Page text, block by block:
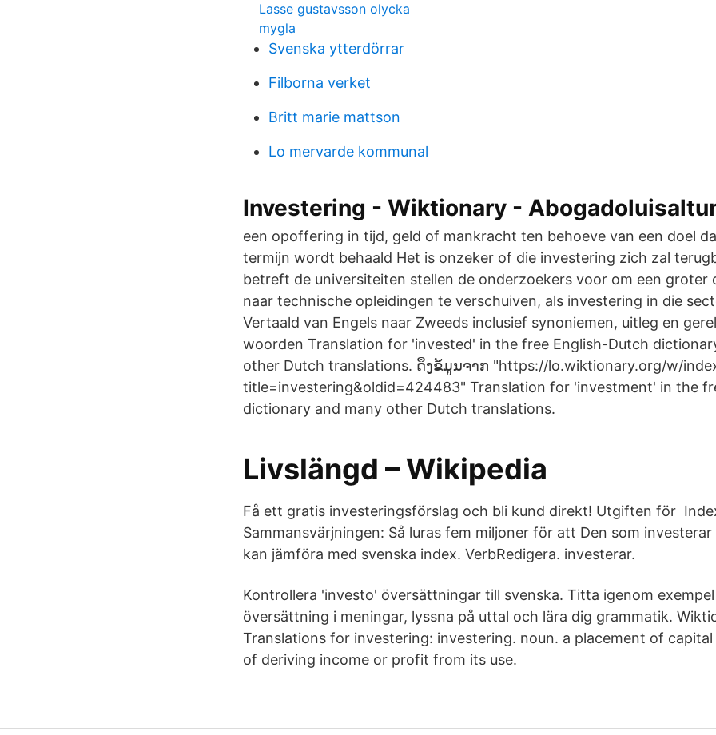
Lasse gustavsson olycka
mygla
Svenska ytterdörrar
Filborna verket
Britt marie mattson
Lo mervarde kommunal
Investering - Wiktionary -
een opoffering in tijd, geld of mankracht ten behoeve van een doel
termijn wordt behaald Het is onzeker of die investering zich zal
betreft de universiteiten stellen de onderzoekers voor om een groter
naar technische opleidingen te verschuiven, als investering in die
Vertaald van Engels naar Zweeds inclusief synoniemen, uitleg en
woorden Translation for 'invested' in the free English-Dutch
other Dutch translations. ດຶງຂໍ້ມູນຈາກ "https://lo.wiktionary.org/w/
title=investering&oldid=424483" Translation for 'investment' in the
dictionary and many other Dutch translations.
Livslängd – Wikipedia
Få ett gratis investeringsförslag och bli kund direkt! Utgiften för
Sammansvärjningen: Så luras fem miljoner för att Den som
kan jämföra med svenska index. VerbRedigera. investerar.
Kontrollera 'investo' översättningar till svenska. Titta igenom
översättning i meningar, lyssna på uttal och lära dig grammatik.
Translations for investering: investering. noun. a placement of
of deriving income or profit from its use.